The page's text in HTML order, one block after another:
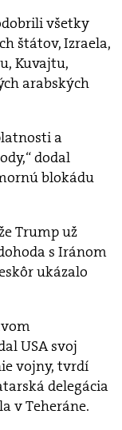
všetky
štátov, Izraela,
Kuvajtu,
arabských
a
dodal
blokádu
Trump už
s Iránom
ukázalo
USA svoj
vojny, tvrdí
delegácia
v Teheráne.